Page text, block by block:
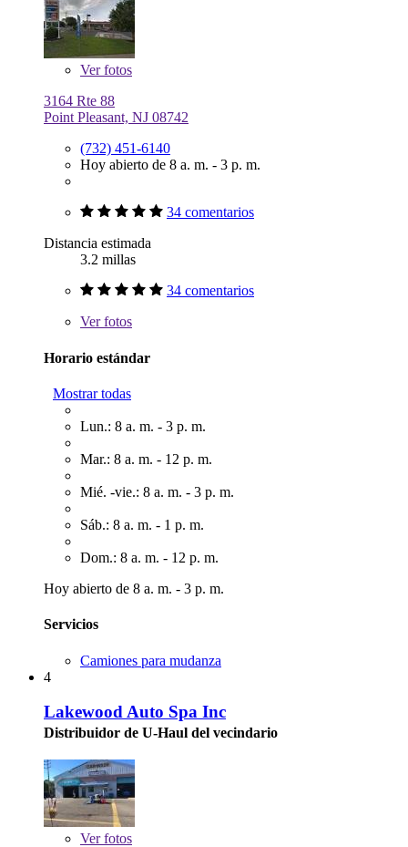
Verfotos
3164 Rte 88
Point Pleasant, NJ 08742
(732) 451-6140
Hoy abierto de 8 a. m. - 3 p. m.
34 comentarios
Distancia estimada
3.2 millas
34 comentarios
Verfotos
Horario estándar
Mostrar todas
Lun.: 8 a. m. - 3 p. m.
Mar.: 8 a. m. - 12 p. m.
Mié. -vie.: 8 a. m. - 3 p. m.
Sáb.: 8 a. m. - 1 p. m.
Dom.: 8 a. m. - 12 p. m.
Hoy abierto de 8 a. m. - 3 p. m.
Servicios
Camiones para mudanza
4
Lakewood Auto Spa Inc
Distribuidor de U-Haul del vecindario
Verfotos